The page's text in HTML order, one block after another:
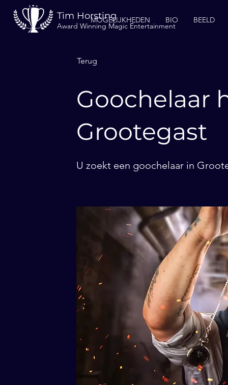
Tim Horsting
Award Winning Magic Entertainment
MOGELIJKHEDEN BIO BEELD
Terug
Goochelaar
Grootegast
U zoekt een goochelaar in